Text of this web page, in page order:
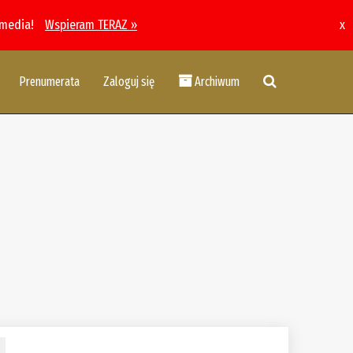
Wspieram TERAZ » x
Prenumerata Zaloguj się Archiwum